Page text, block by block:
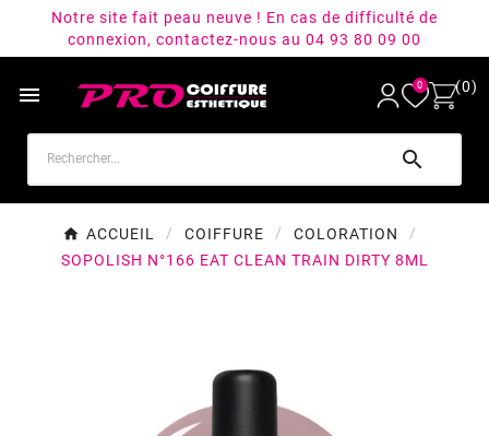
Notre site fait peau neuve ! En cas de difficulté de
connexion, contactez-nous au 04 93 80 09 00
 0 (0)

ACCUEIL COIFFURE
COLORATION
SOPOLISH N°166 EAT CLEAN TRAIN DIRTY 8ML